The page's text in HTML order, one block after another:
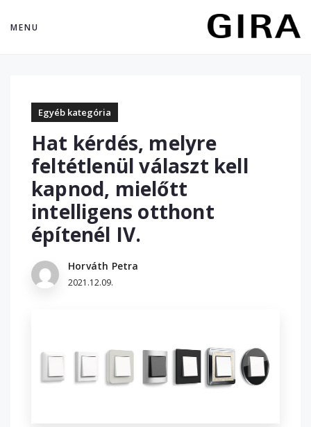
MENU
Egyéb kategória
Hat kérdés, melyre
feltétlenül választ kell
kapnod, mielőtt
intelligens otthont
építenél IV.
Horváth Petra
2021.12.09.